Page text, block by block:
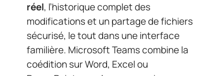
réel, l’historique complet des
modifications et un partage de fichiers
sécurisé, le tout dans une interface
familière. Microsoft Teams combine la
coédition sur Word, Excel ou